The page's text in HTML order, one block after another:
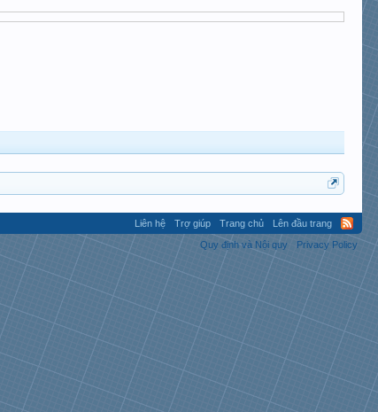
Liên hệ Trợ giúp Trang chủ
Lên đầu trang
Quy định và Nội quy
Privacy Policy